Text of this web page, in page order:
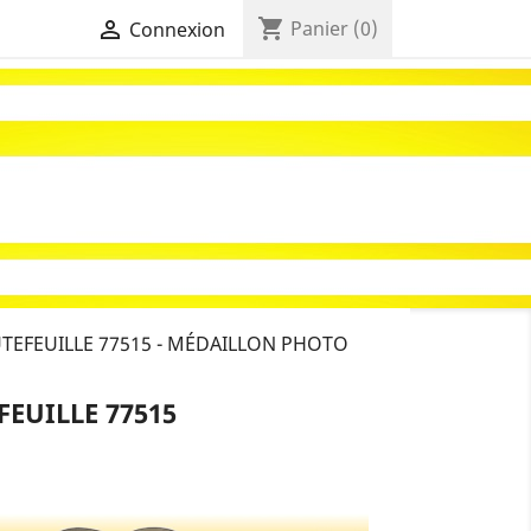
 Connexion shopping_cart Panier (0)
77515 - MÉDAILLON PHOTO
77515